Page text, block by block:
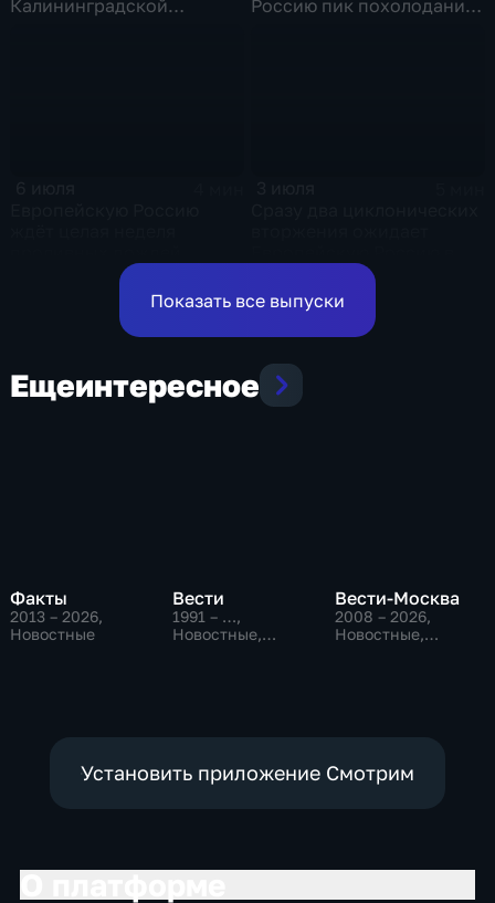
Калининградской
Россию пик похолодания
оставшиеся дни недели
Показать все выпуски
Ещеинтересное
Факты
2013 – 2026,
Новостные
Вести
1991 – …,
Новостные,
Вести-Москва
2008 – 2026,
Новостные,
Установить приложение Смотрим